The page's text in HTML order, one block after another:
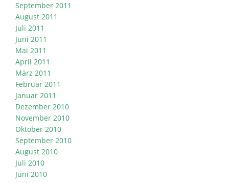
September 2011
August 2011
Juli 2011
Juni 2011
Mai 2011
April 2011
März 2011
Februar 2011
Januar 2011
Dezember 2010
November 2010
Oktober 2010
September 2010
August 2010
Juli 2010
Juni 2010